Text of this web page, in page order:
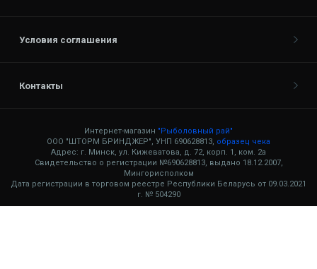
Условия соглашения
Контакты
Интернет-магазин "Рыболовный рай"
ООО "ШТОРМ БРИНДЖЕР", УНП 690628813, образец чека
Адрес: г. Минск, ул. Кижеватова, д. 72, корп. 1, ком. 2а
Свидетельство о регистрации №690628813, выдано 18.12.2007,
Мингорисполком
Дата регистрации в торговом реестре Республики Беларусь от 09.03.2021
г. № 504290